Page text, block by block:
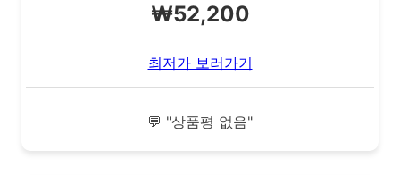
₩52,200
최저가 보러가기
💬 "상품평 없음"